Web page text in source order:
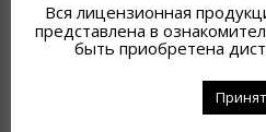
Вся лицензионная
представлена в
быть приобретена